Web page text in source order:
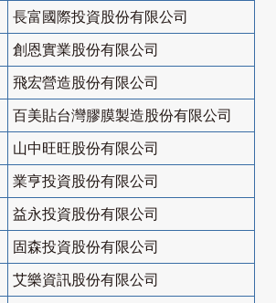
長富國際投資股份有限公司
創恩實業股份有限公司
飛宏營造股份有限公司
百美貼台灣膠膜製造股份有限公司
山中旺旺股份有限公司
業亨投資股份有限公司
益永投資股份有限公司
固森投資股份有限公司
艾樂資訊股份有限公司